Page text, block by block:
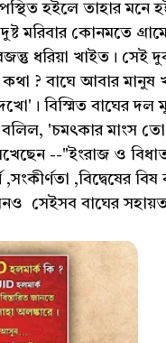
হইলে তাহার মনে
মরিবার কোনমতে
ধরিয়া খাইত। সেই
? বাঘে আবার মানুষ
বিস্মিত বাঘের দল
বলিল, 'চমৎকার মাংস
--"ইংরাজ ও
,বিদ্বেষের
সেইসব বাঘের